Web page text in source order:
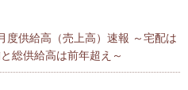
度供給高（売上高）速報 ～宅配は
総供給高は前年超え～